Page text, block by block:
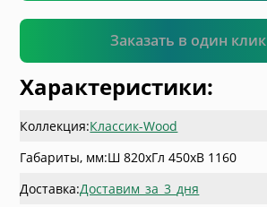
Заказать в один клик
Подтвердить
Характеристики:
Коллекция:Классик-Wood
Габариты, мм:Ш 820xГл 450xВ 1160
Доставка:Доставим_за_3_дня